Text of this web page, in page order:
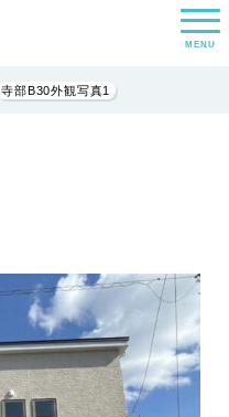
MENU
寺部B30外観写真1